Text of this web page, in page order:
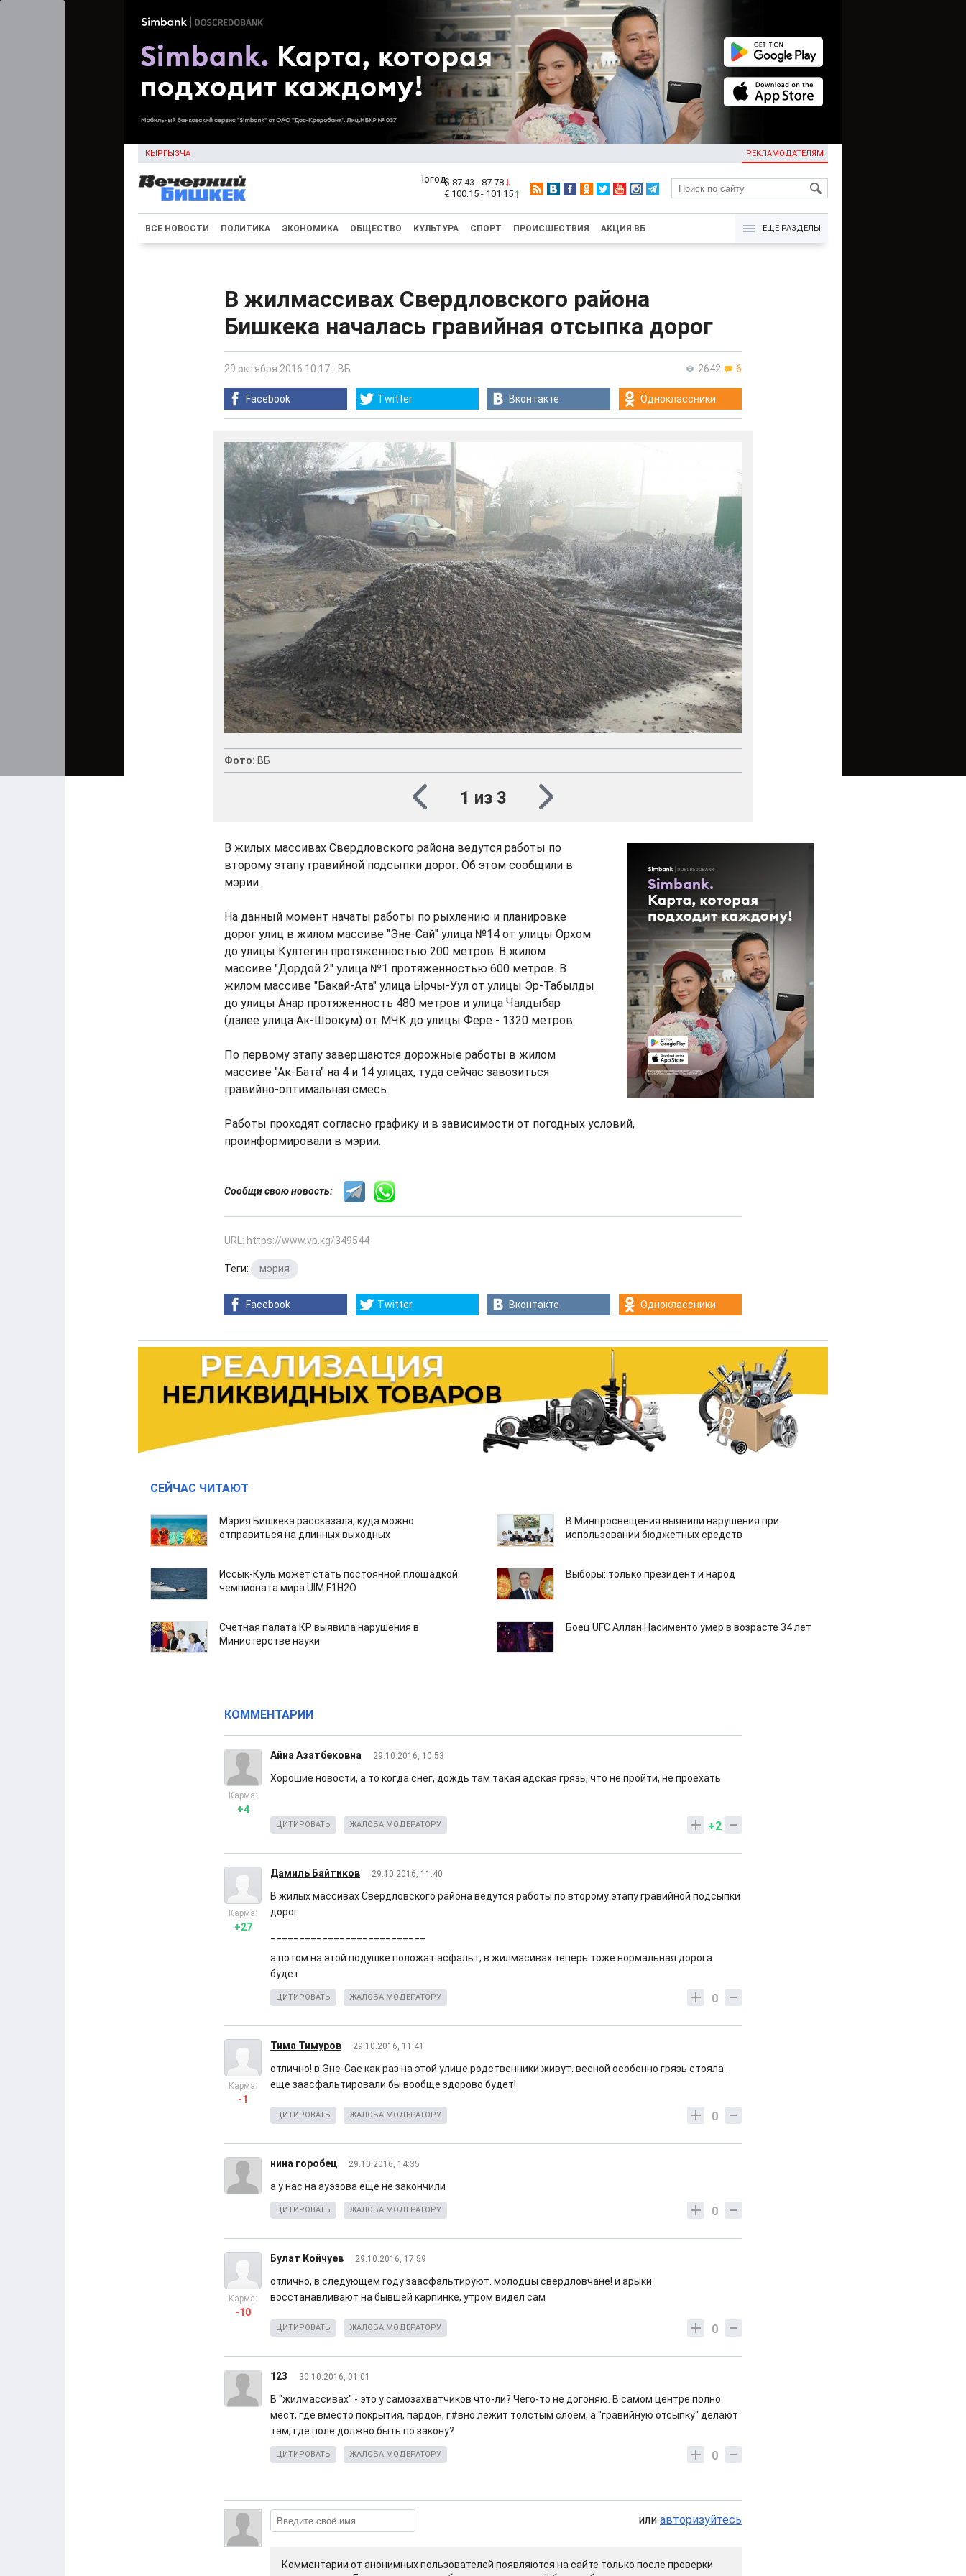
КЫРГЫЗЧА РЕКЛАМОДАТЕЛЯМ
KG
$ 87.43 - 87.78
€ 100.15 - 101.15
ВСЕ НОВОСТИ ПОЛИТИКА ЭКОНОМИКА ОБЩЕСТВО КУЛЬТУРА СПОРТ ПРОИСШЕСТВИЯ АКЦИЯ ВБ ЕЩЁ РАЗДЕЛЫ
В жилмассивах Свердловского района
Бишкека началась гравийная отсыпка дорог
2642 6
29 октября 2016 10:17 - ВБ
Facebook Twitter Вконтакте Одноклассники
Фото: ВБ
1 из 3
В жилых массивах Свердловского района ведутся работы по
второму этапу гравийной подсыпки дорог. Об этом сообщили в
мэрии.
На данный момент начаты работы по рыхлению и планировке
дорог улиц в жилом массиве "Эне-Сай" улица №14 от улицы Орхом
до улицы Култегин протяженностью 200 метров. В жилом
массиве "Дордой 2" улица №1 протяженностью 600 метров. В
жилом массиве "Бакай-Ата" улица Ырчы-Уул от улицы Эр-Табылды
до улицы Анар протяженность 480 метров и улица Чалдыбар
(далее улица Ак-Шоокум) от МЧК до улицы Фере - 1320 метров.
По первому этапу завершаются дорожные работы в жилом
массиве "Ак-Бата" на 4 и 14 улицах, туда сейчас завозиться
гравийно-оптимальная смесь.
Работы проходят согласно графику и в зависимости от погодных условий,
проинформировали в мэрии.
Сообщи свою новость:
URL: https://www.vb.kg/349544
Теги: мэрия
Facebook Twitter Вконтакте Одноклассники
СЕЙЧАС ЧИТАЮТ
Мэрия Бишкека рассказала, куда можно
отправиться на длинных выходных
В Минпросвещения выявили нарушения при
использовании бюджетных средств
Иссык-Куль может стать постоянной площадкой
чемпионата мира UIM F1H2O
Выборы: только президент и народ
Счетная палата КР выявила нарушения в
Министерстве науки
Боец UFC Аллан Насименто умер в возрасте 34 лет
КОММЕНТАРИИ
Айна Азатбековна 29.10.2016, 10:53
Карма:
+4
Хорошие новости, а то когда снег, дождь там такая адская грязь, что не пройти, не проехать
+2
ЦИТИРОВАТЬ ЖАЛОБА МОДЕРАТОРУ
Дамиль Байтиков 29.10.2016, 11:40
Карма:
+27
В жилых массивах Свердловского района ведутся работы по второму этапу гравийной подсыпки
дорог
а потом на этой подушке положат асфальт, в жилмасивах теперь тоже нормальная дорога
будет
0
ЦИТИРОВАТЬ ЖАЛОБА МОДЕРАТОРУ
Тима Тимуров 29.10.2016, 11:41
Карма:
-1
отлично! в Эне-Сае как раз на этой улице родственники живут. весной особенно грязь стояла.
еще заасфальтировали бы вообще здорово будет!
0
ЦИТИРОВАТЬ ЖАЛОБА МОДЕРАТОРУ
нина горобец 29.10.2016, 14:35
а у нас на ауэзова еще не закончили
0
ЦИТИРОВАТЬ ЖАЛОБА МОДЕРАТОРУ
Булат Койчуев 29.10.2016, 17:59
Карма:
-10
отлично, в следующем году заасфальтируют. молодцы свердловчане! и арыки
восстанавливают на бывшей карпинке, утром видел сам
0
ЦИТИРОВАТЬ ЖАЛОБА МОДЕРАТОРУ
123 30.10.2016, 01:01
В "жилмассивах" - это у самозахватчиков что-ли? Чего-то не догоняю. В самом центре полно
мест, где вместо покрытия, пардон, г#вно лежит толстым слоем, а "гравийную отсыпку" делают
там, где поле должно быть по закону?
0
ЦИТИРОВАТЬ ЖАЛОБА МОДЕРАТОРУ
или авторизуйтесь
Комментарии от анонимных пользователей появляются на сайте только после проверки